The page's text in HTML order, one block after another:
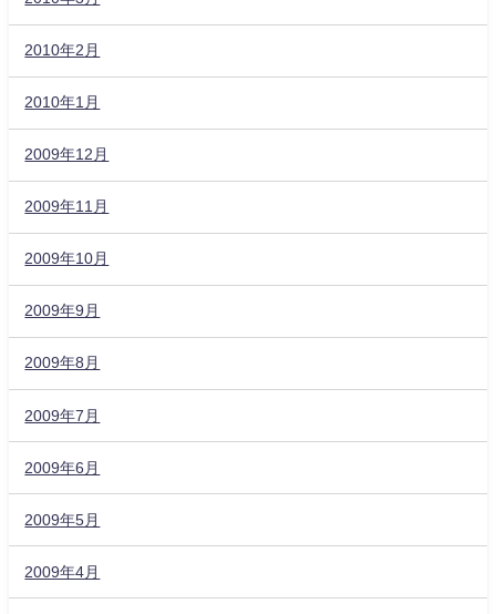
2010年2月
2010年1月
2009年12月
2009年11月
2009年10月
2009年9月
2009年8月
2009年7月
2009年6月
2009年5月
2009年4月